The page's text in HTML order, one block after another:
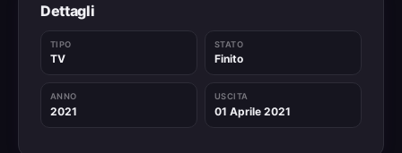
Dettagli
TIPO
TV
STATO
Finito
ANNO
2021
USCITA
01 Aprile 2021